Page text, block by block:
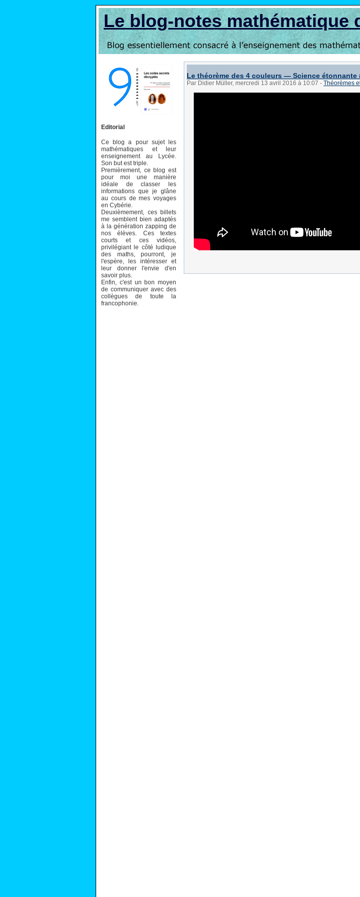
Le blog-notes mathématique
Editorial
Ce blog a pour sujet les
mathématiques et leur
enseignement au Lycée.
Son but est triple.
Premièrement, ce blog est
pour moi une manière
idéale de classer les
informations que je glâne
au cours de mes voyages
en Cybérie.
Deuxièmement, ces billets
me semblent bien adaptés
à la génération zapping de
nos élèves. Ces textes
courts et ces vidéos,
privilégiant le côté ludique
des maths, pourront, je
l'espère, les intéresser et
leur donner l'envie d'en
savoir plus.
Enfin, c'est un bon moyen
de communiquer avec des
collègues de toute la
francophonie.
Le théorème des 4 couleurs — Science étonnante
Par Didier Müller, mercredi 13 avril 2016 à 10:07 - Théorèmes